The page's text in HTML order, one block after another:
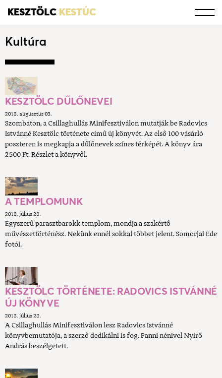
KESZTÖLC KESTÚC
Kultúra
KESZTÖLC DŰLŐNEVEI
2018. augusztus 03.
Szombaton, a Csillaghullás Minifesztiválon mutatják be Radovics
Istvánné Kesztölc története című új könyvét. Az első 100 vásárló
poszteren is megkapja a dűlőnevek színes térképét. A könyv ára
2500 Ft. Részlet a könyvől.
A TEMPLOMUNK
2018. július 28.
Egyszerű parasztbarokk templom, mondja a szakértő
művészettörténész. Nekünk ennél sokkal többet jelent. Somorjai Ede
fotói.
KESZTÖLC TÖRTÉNETE: RADOVICS ISTVÁNNÉ
ÚJ KÖNYVE
2018. július 28.
A Csillaghullás Minifesztiválon lesz Radovics Istvánné
könyvbemutatója, a szerző dedikálni is fog. Panni nénivel Nyírő
András beszélgetett.